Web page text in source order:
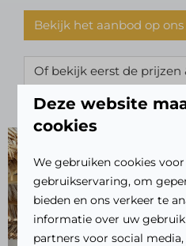
Bekijk het aanbod op
Of bekijk eerst de prijzen
Deze website
cookies
We gebruiken cookies
gebruikservaring, om
bieden en ons verkeer te
informatie over uw
partners voor social